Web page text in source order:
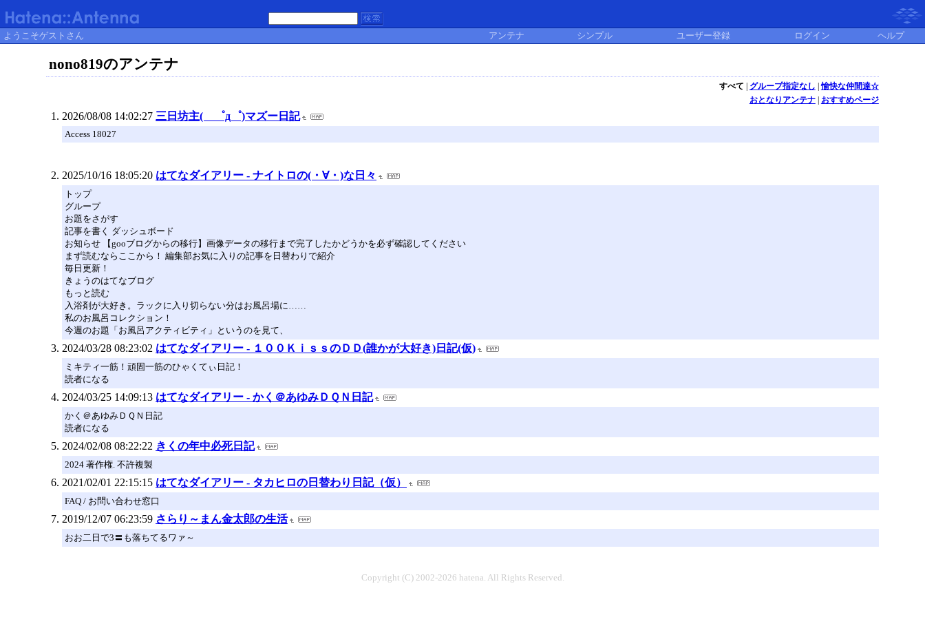
ようこそゲストさん アンテナ シンプル ユーザー登録 ログイン ヘルプ
nono819のアンテナ
すべて グループ指定なし |愉快な仲間達☆
おとなりアンテナ| おすすめページ
2026/08/08 14:02:27 三日坊主( ゜д゜)マズー日記
Access 18027
2025/10/16 18:05:20 はてなダイアリー - ナイトロの(・∀・)な日々
トップ
グループ
お題をさがす
記事を書く ダッシュボード
お知らせ 【gooブログからの移行】画像データの移行まで完了したかどうかを必ず確認してください
まず読むならここから！ 編集部お気に入りの記事を日替わりで紹介
毎日更新！
きょうのはてなブログ
もっと読む
入浴剤が大好き。ラックに入り切らない分はお風呂場に……
私のお風呂コレクション！
今週のお題「お風呂アクティビティ」というのを見て、
2024/03/28 08:23:02 はてなダイアリー - １００ＫｉｓｓのＤＤ(誰かが大好き)日記(仮)
ミキティ一筋！頑固一筋のひゃくてぃ日記！
読者になる
2024/03/25 14:09:13 はてなダイアリー - かく＠あゆみＤＱＮ日記
かく＠あゆみＤＱＮ日記
読者になる
2024/02/08 08:22:22 きくの年中必死日記
2024 著作権. 不許複製
2021/02/01 22:15:15 はてなダイアリー - タカヒロの日替わり日記（仮）
FAQ / お問い合わせ窓口
2019/12/07 06:23:59 さらり～まん金太郎の生活
おお二日で3〓も落ちてるワァ～
Copyright (C) 2002-2026 hatena. All Rights Reserved.